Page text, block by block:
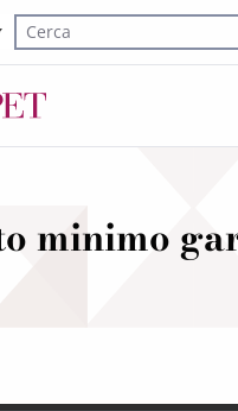
Cerca nel sito
minimo